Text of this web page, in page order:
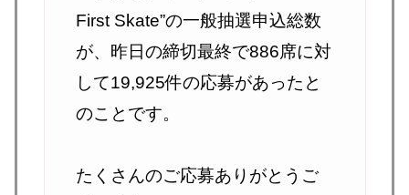
First Skate”の一般抽選申込総数
が、昨日の締切最終で886席に対
して19,925件の応募があったと
のことです。
たくさんのご応募ありがとうご